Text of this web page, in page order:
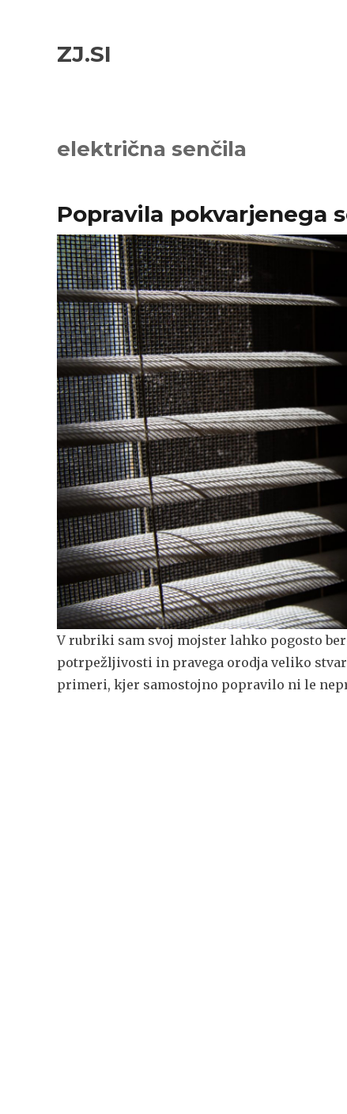
navigationZJ.SI
električna senčila
Popravila pokvarjenega
V rubriki sam svoj mojster lahko pogosto
potrpežljivosti in pravega orodja veliko
primeri, kjer samostojno popravilo ni le